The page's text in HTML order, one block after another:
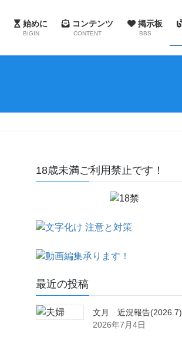
始めに
BIGIN
コンテンツ
CONTENT
掲示板
BBS
18歳未満ご利用禁止です！
最近の投稿
文月 近況報告(2026.7)
2026年7月4日